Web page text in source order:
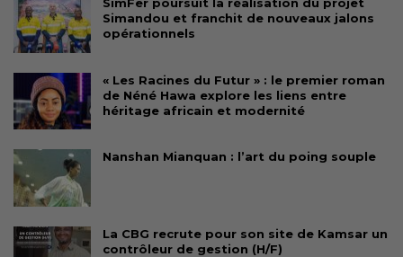
Simandou et franchit de nouveaux jalons
opérationnels
« Les Racines du Futur » : le premier roman
de Néné Hawa explore les liens entre
héritage africain et modernité
Nanshan Mianquan : l’art du poing souple
La CBG recrute pour son site de Kamsar un
contrôleur de gestion (H/F)